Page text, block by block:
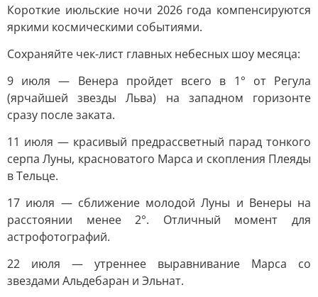
Короткие июльские ночи 2026 года компенсируются
яркими космическими событиями.
Сохраняйте чек-лист главных небесных шоу месяца:
9 июля — Венера пройдет всего в 1° от Регула
(ярчайшей звезды Льва) на западном горизонте
сразу после заката.
11 июля — красивый предрассветный парад тонкого
серпа Луны, красноватого Марса и скопления Плеяды
в Тельце.
17 июля — сближение молодой Луны и Венеры на
расстоянии менее 2°. Отличный момент для
астрофотографий.
22 июля — утреннее выравнивание Марса со
звездами Альдебаран и Эльнат.